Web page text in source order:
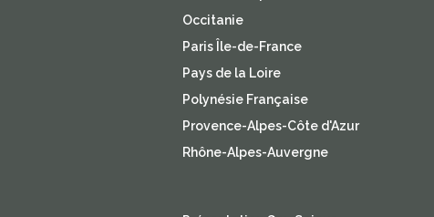
Occitanie
Paris Île-de-France
Pays de la Loire
Polynésie Française
Provence-Alpes-Côte d'Azur
Rhône-Alpes-Auvergne